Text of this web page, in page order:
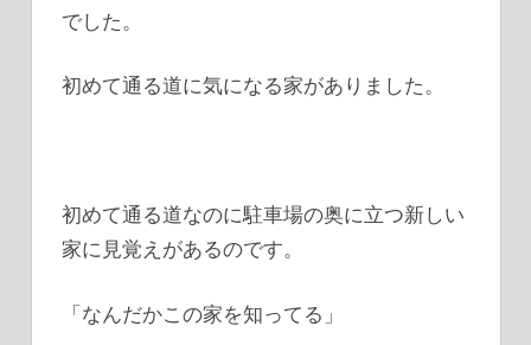
でした。
初めて通る道に気になる家がありました。
初めて通る道なのに駐車場の奥に立つ新しい
家に見覚えがあるのです。
「なんだかこの家を知ってる」